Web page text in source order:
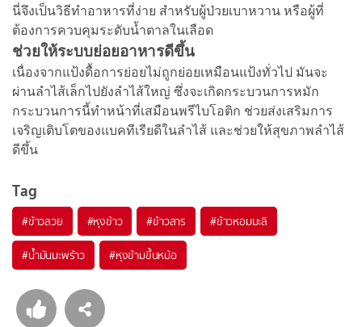
นี่จึงเป็นวิธีทำอาหารที่ง่าย สำหรับผู้ป่วยเบาหวาน หรือผู้ที่
ต้องการควบคุมระดับน้ำตาลในเลือด
ช่วยให้ระบบย่อยอาหารดีขึ้น
เนื่องจากแป้งดื้อการย่อยไม่ถูกย่อยเหมือนแป้งทั่วไป มันจะ
ผ่านลำไส้เล็กไปยังลำไส้ใหญ่ ซึ่งจะเกิดกระบวนการหมัก
กระบวนการนี้ทำหน้าที่เสมือนพรีไบโอติก ช่วยส่งเสริมการ
เจริญเติบโตของแบคทีเรียดีในลำไส้ และช่วยให้สุขภาพลำไส้
ดีขึ้น
Tag
#ข้าวสวย #หุงข้าว #ข้าวสาร #ข้าวหอมมะลิ
#น้ำมันมะพร้าว #หุงข้ามขึ้นหม้อ